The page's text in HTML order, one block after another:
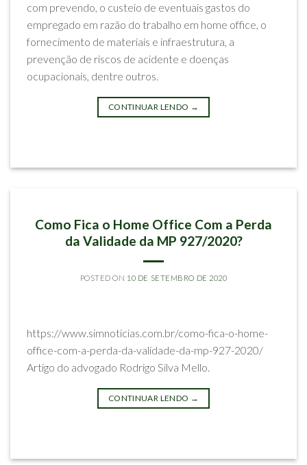
com prevendo, o custeio de eventuais gastos do
empregado em razão do trabalho em home office, o
fornecimento de materiais e infraestrutura, a
prevenção de riscos de acidente e doenças
ocupacionais, dentre outros.
CONTINUAR LENDO →
Como Fica o Home Office Com a Perda
da Validade da MP 927/2020?
POSTED ON 10 DE SETEMBRO DE 2020
https://www.simnoticias.com.br/como-fica-o-home-
office-com-a-perda-da-validade-da-mp-927-2020/
Artigo do advogado Rodrigo Silva Mello.
CONTINUAR LENDO →